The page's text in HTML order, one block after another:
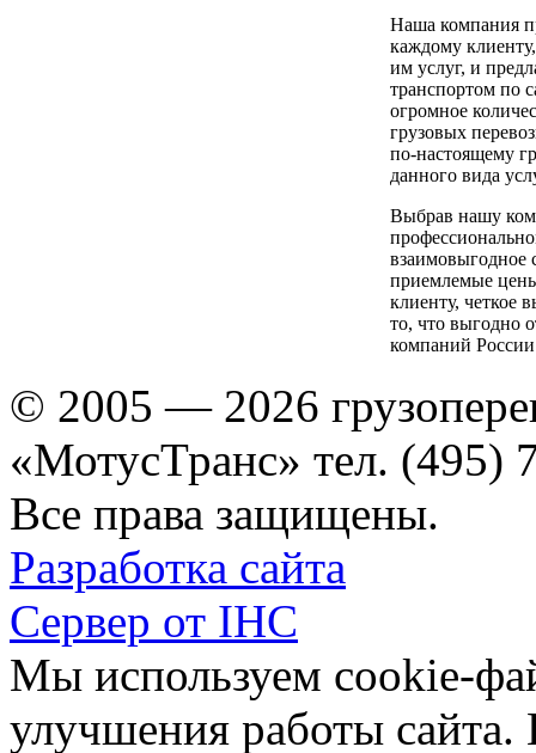
Наша компания
каждому
им услуг, и
транспортом по
огромное
грузовых
по-настоящему
данного вида
Выбрав нашу
взаимовыгодное
приемлемые
клиенту, четкое
то, что выгодно
компаний
© 2005 — 2026
«МотусТранс» тел. (495)
Все права защищены.
Разработка сайта
Сервер от IHC
Мы используем cookie-
улучшения работы сайта.